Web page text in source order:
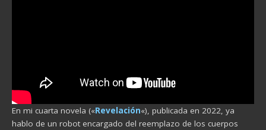
En mi cuarta novela («Revelación«), publicada en 2022, ya
hablo de un robot encargado del reemplazo de los cuerpos